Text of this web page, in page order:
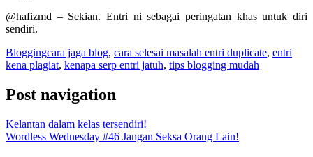
@hafizmd – Sekian. Entri ni sebagai peringatan khas untuk diri
sendiri.
Bloggingcara jaga blog, cara selesai masalah entri duplicate, entri
kena plagiat, kenapa serp entri jatuh, tips blogging mudah
Post navigation
Kelantan dalam kelas tersendiri!
Wordless Wednesday #46 Jangan Seksa Orang Lain!